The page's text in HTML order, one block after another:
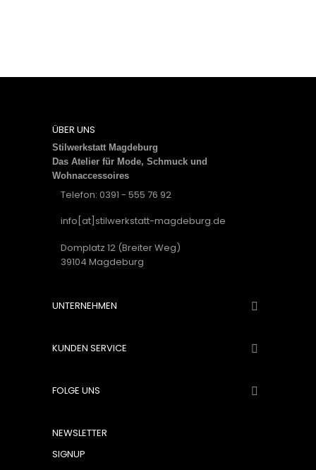
ÜBER UNS
Stilwerkstatt Magdeburg
Das Atelier für Mode, Schmuck und
Wohnaccessoires
Telefon: 0391 - 555 76 92
info[at]stilwerkstatt-magdeburg.de
Domplatz 12 (Breiter Weg)
39104 Magdeburg
UNTERNEHMEN 
KUNDEN SERVICE 
FOLGE UNS 
NEWSLETTER
SIGNUP